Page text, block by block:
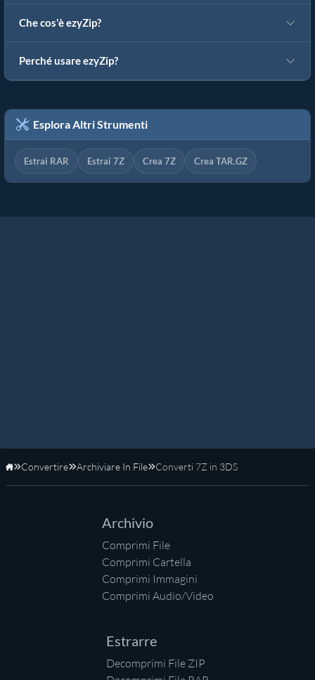
Che cos'è ezyZip?
Perché usare ezyZip?
Esplora Altri Strumenti
Estrai RAR Estrai 7Z Crea 7Z Crea TAR.GZ
Home
Convertire Archiviare In File Converti 7Z in 3DS
Archivio
Comprimi File
Comprimi Cartella
Comprimi Immagini
Comprimi Audio/Video
Estrarre
Decomprimi File ZIP